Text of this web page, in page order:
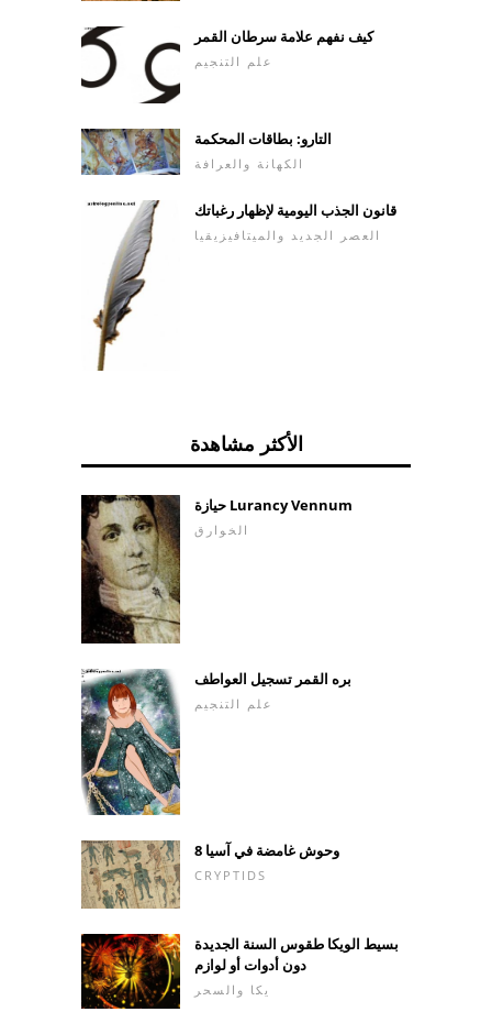
كيف نفهم علامة سرطان القمر
علم التنجيم
التارو: بطاقات المحكمة
الكهانة والعرافة
قانون الجذب اليومية لإظهار رغباتك
العصر الجديد والميتافيزيقيا
الأكثر مشاهدة
حيازة Lurancy Vennum
الخوارق
بره القمر تسجيل العواطف
علم التنجيم
8 وحوش غامضة في آسيا
CRYPTIDS
بسيط الويكا طقوس السنة الجديدة
دون أدوات أو لوازم
يكا والسحر